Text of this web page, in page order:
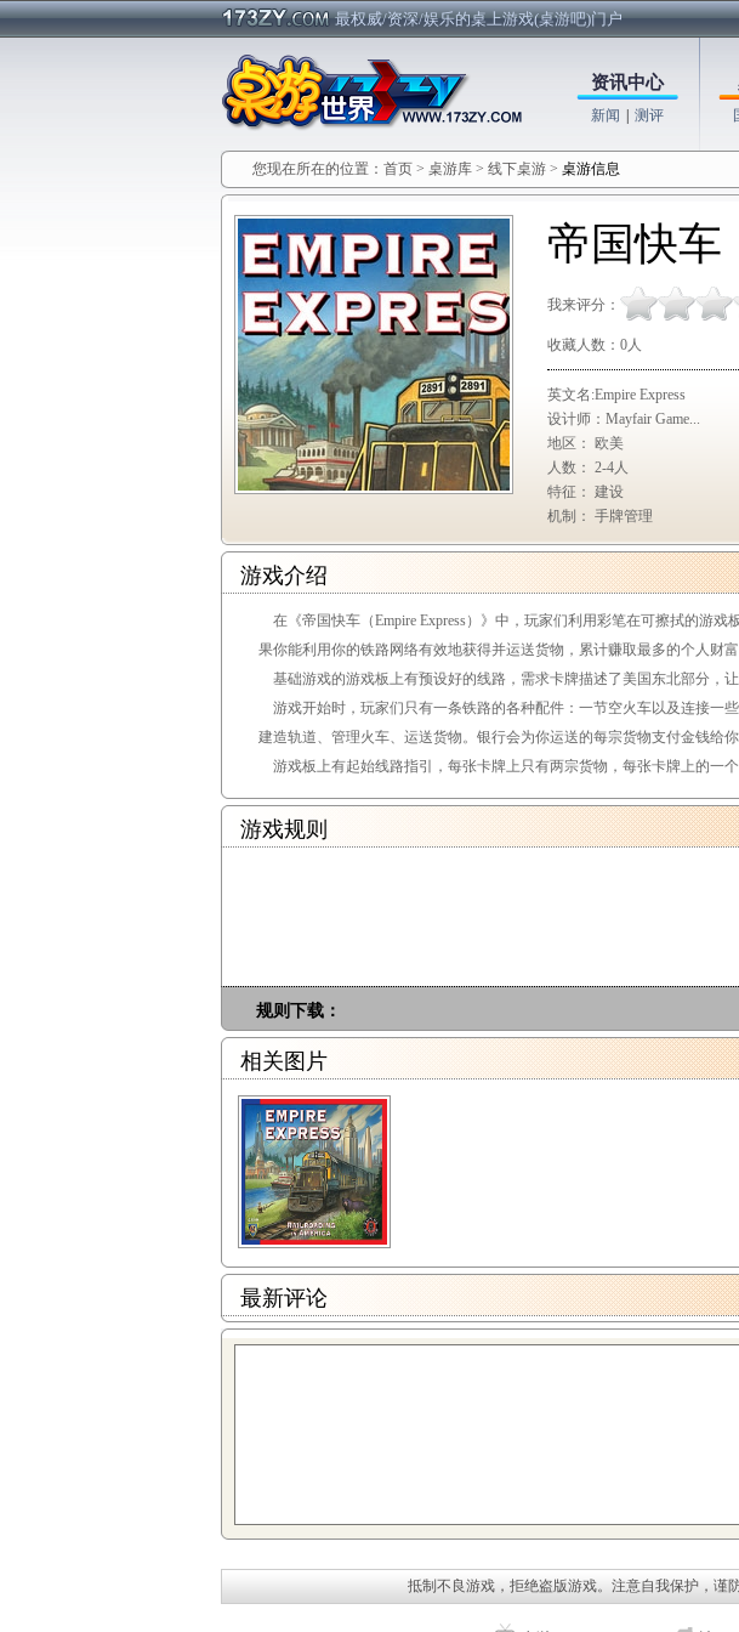
最权威/资深/娱乐的桌上游戏(桌游吧)门户
资讯中心
新闻 测评
您现在所在的位置： 首页 > 桌游库 > 线下桌游 > 桌游信息
帝国快车
我来评分：
收藏人数： 0人
英文名:Empire Express
设计师：Mayfair Game...
地区： 欧美
人数： 2-4人
特征： 建设
机制： 手牌管理
游戏介绍
在《帝国快车（Empire Express）》中，玩家们利用彩笔在可擦拭的游
果你能利用你的铁路网络有效地获得并运送货物，累计赚取最多的个人财
基础游戏的游戏板上有预设好的线路，需求卡牌描述了美国东北部分，
游戏开始时，玩家们只有一条铁路的各种配件：一节空火车以及连接一
建造轨道、管理火车、运送货物。银行会为你运送的每宗货物支付金钱给
游戏板上有起始线路指引，每张卡牌上只有两宗货物，每张卡牌上的一
游戏规则
规则下载：
相关图片
最新评论
抵制不良游戏，拒绝盗版游戏。注意自我保护，谨